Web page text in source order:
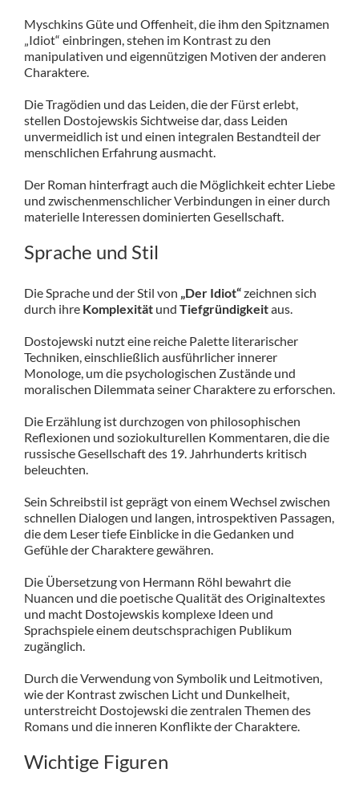
Myschkins Güte und Offenheit, die ihm den Spitznamen
„Idiot“ einbringen, stehen im Kontrast zu den
manipulativen und eigennützigen Motiven der anderen
Charaktere.
Die Tragödien und das Leiden, die der Fürst erlebt,
stellen Dostojewskis Sichtweise dar, dass Leiden
unvermeidlich ist und einen integralen Bestandteil der
menschlichen Erfahrung ausmacht.
Der Roman hinterfragt auch die Möglichkeit echter Liebe
und zwischenmenschlicher Verbindungen in einer durch
materielle Interessen dominierten Gesellschaft.
Sprache und Stil
Die Sprache und der Stil von „Der Idiot“zeichnen sich
durch ihre Komplexitätund Tiefgründigkeitaus.
Dostojewski nutzt eine reiche Palette literarischer
Techniken, einschließlich ausführlicher innerer
Monologe, um die psychologischen Zustände und
moralischen Dilemmata seiner Charaktere zu erforschen.
Die Erzählung ist durchzogen von philosophischen
Reflexionen und soziokulturellen Kommentaren, die die
russische Gesellschaft des 19. Jahrhunderts kritisch
beleuchten.
Sein Schreibstil ist geprägt von einem Wechsel zwischen
schnellen Dialogen und langen, introspektiven Passagen,
die dem Leser tiefe Einblicke in die Gedanken und
Gefühle der Charaktere gewähren.
Die Übersetzung von Hermann Röhl bewahrt die
Nuancen und die poetische Qualität des Originaltextes
und macht Dostojewskis komplexe Ideen und
Sprachspiele einem deutschsprachigen Publikum
zugänglich.
Durch die Verwendung von Symbolik und Leitmotiven,
wie der Kontrast zwischen Licht und Dunkelheit,
unterstreicht Dostojewski die zentralen Themen des
Romans und die inneren Konflikte der Charaktere.
Wichtige Figuren